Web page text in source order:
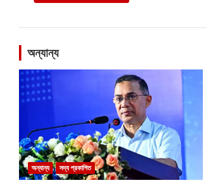
অন্যান্য
অন্যান্য সদ্য প্রকাশিত